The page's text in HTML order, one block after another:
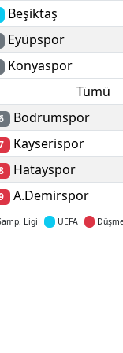
Beşiktaş
Eyüpspor
Konyaspor
Tümü
Bodrumspor
Kayserispor
Hatayspor
A.Demirspor
Ligi UEFA